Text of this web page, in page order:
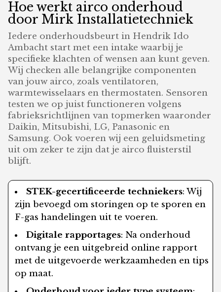
Hoe werkt airco onderhoud
door Mirk Installatietechniek
Iedere onderhoudsbeurt in Hendrik Ido
Ambacht start met een intake waarbij je
specifieke klachten of wensen aan kunt geven.
Wij checken alle belangrijke componenten
van jouw airco, zoals ventilatoren,
warmtewisselaars en thermostaten. Sensoren
testen we op juist functioneren volgens
fabrieksrichtlijnen van topmerken waaronder
Daikin, Mitsubishi, LG, Panasonic en
Samsung. Ook voeren wij een geluidsmeting
uit om zeker te zijn dat je airco fluisterstil
blijft.
STEK-gecertificeerde techniekers: Wij
zijn bevoegd om storingen op te sporen en
F-gas handelingen uit te voeren.
Digitale rapportages: Na onderhoud
ontvang je een uitgebreid online rapport
met de uitgevoerde werkzaamheden en tips
op maat.